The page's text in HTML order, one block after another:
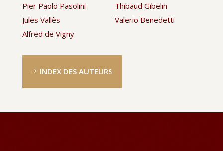
Pier Paolo Pasolini
Jules Vallès
Alfred de Vigny
Thibaud Gibelin
Valerio Benedetti
INDEX DES AUTEURS